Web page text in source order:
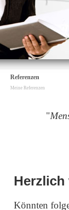
Referenzen
Meine Referenzen
"
Herzlich
Könnten